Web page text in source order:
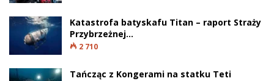
Katastrofa batyskafu Titan – raport Straży
Przybrzeżnej…
2 710
Tańcząc z Kongerami na statku Teti